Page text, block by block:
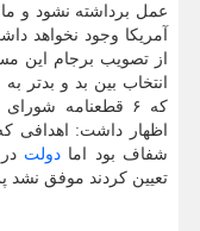
عمل برداشته نشود و
آمریکا وجود نخواهد
از تصویب برجام این
انتخاب بین بد و بدتر
که ۶ قطعنامه
اظهار داشت: اهدافی
شفاف بود امادولت
تعیین کردند موفق نشد